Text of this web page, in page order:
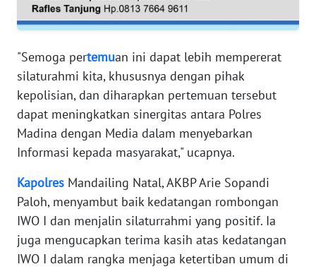
"Semoga pertemuan ini dapat lebih mempererat
silaturahmi kita, khususnya dengan pihak
kepolisian, dan diharapkan pertemuan tersebut
dapat meningkatkan sinergitas antara Polres
Madina dengan Media dalam menyebarkan
Informasi kepada masyarakat," ucapnya.
Kapolres Mandailing Natal, AKBP Arie Sopandi
Paloh, menyambut baik kedatangan rombongan
IWO I dan menjalin silaturrahmi yang positif. Ia
juga mengucapkan terima kasih atas kedatangan
IWO I dalam rangka menjaga ketertiban umum di
WN
WN
JAMBI
WN
SULTRA
WN
NTB
WN
SULTENG